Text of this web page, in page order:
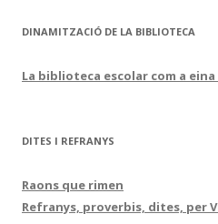
DINAMITZACIÓ DE LA BIBLIOTECA
La biblioteca escolar com a
DITES I REFRANYS
Raons que rimen
Refranys, proverbis, dites, per